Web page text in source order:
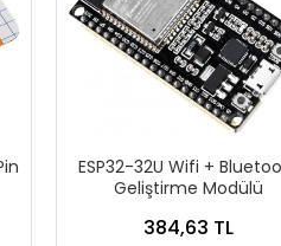
ESP32-32U Wifi +
Geliştirme Modülü
384,63 TL